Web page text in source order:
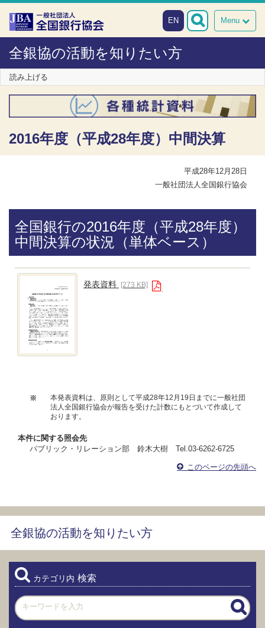
本文へスキップ
障がい者向け相談窓口
Menu
EN
全銀協の活動を知りたい方
読み上げる
2016年度（平成28年度）中間決算
平成28年12月28日
一般社団法人全国銀行協会
全国銀行の2016年度（平成28年度）
中間決算の状況（単体ベース）
発表資料 [273 KB]
※
本発表資料は、原則として平成28年12月19日までに一般社団
法人全国銀行協会が報告を受けた計数にもとづいて作成して
おります。
本件に関する照会先
パブリック・リレーション部 鈴木大樹 Tel.03-6262-6725
このページの先頭へ
全銀協の活動を知りたい方
カテゴリ内 検索